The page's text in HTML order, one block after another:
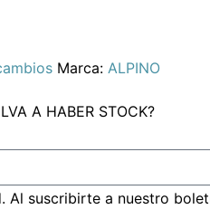
Marca: ALPINO
A HABER STOCK?
suscribirte a nuestro